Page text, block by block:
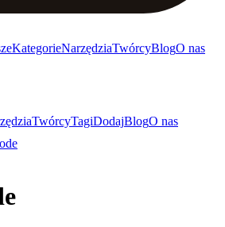
KategorieNarzędziaTwórcyBlogO nas
TwórcyTagiDodajBlogO nas